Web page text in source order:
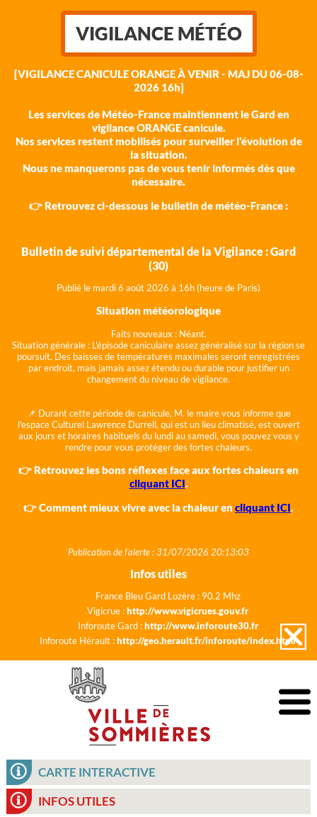
VIGILANCE MÉTÉO
[VIGILANCE CANICULE ORANGE À VENIR - MAJ DU 06-08-
2026 16h]
Les services de Météo-France maintiennent le Gard en
vigilance ORANGE canicule.
Nos services restent mobilisés pour surveiller l'évolution de
la situation.
Nous ne manquerons pas de vous tenir informés dès que
nécessaire.
👉 Retrouvez ci-dessous le bulletin de météo-France :
Bulletin de suivi départemental de la Vigilance : Gard
(30)
Publié le mardi 6 août 2026 à 16h (heure de Paris)
Situation météorologique
Faits nouveaux : Néant.
Situation générale : L'épisode caniculaire assez généralisé sur la région se
poursuit. Des baisses de températures maximales seront enregistrées
par endroit, mais jamais assez étendu ou durable pour justifier un
changement du niveau de vigilance.
📌 Durant cette période de canicule, M. le maire vous informe que
l'espace Culturel Lawrence Durrell, qui est un lieu climatisé, est ouvert
aux jours et horaires habituels du lundi au samedi, vous pouvez vous y
rendre pour vous protéger des fortes chaleurs.
👉 Retrouvez les bons réflexes face aux fortes chaleurs en
cliquant ICI.
👉 Comment mieux vivre avec la chaleur en cliquant ICI.
Publication de l'alerte : 31/07/2026 20:13:03
Infos utiles
France Bleu Gard Lozère : 90.2 Mhz
Vigicrue :http://www.vigicrues.gouv.fr
Inforoute Gard :http://www.inforoute30.fr
Inforoute Hérault :http://geo.herault.fr/inforoute/index.html
CARTE INTERACTIVE
INFOS UTILES